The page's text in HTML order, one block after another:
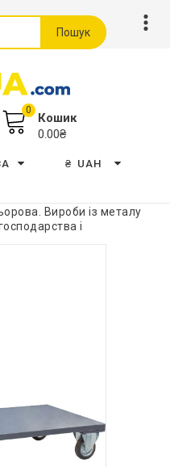
Пошук
0
Кошик
0.00₴
₴ UAH
Вироби із металу
і
ТПС-1С-9х6